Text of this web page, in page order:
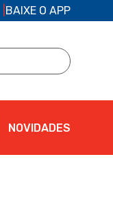
BAIXE O APP
NOVIDADES